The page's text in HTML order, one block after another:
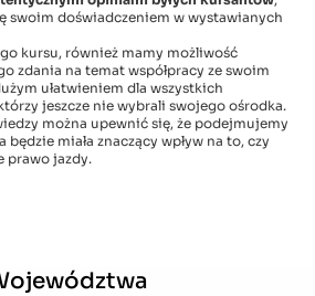
swoim doświadczeniem w wystawianych
kursu, również mamy możliwość
zdania na temat współpracy ze swoim
ułatwieniem dla wszystkich
jeszcze nie wybrali swojego ośrodka.
można upewnić się, że podejmujemy
będzie miała znaczący wpływ na to, czy
prawo jazdy.